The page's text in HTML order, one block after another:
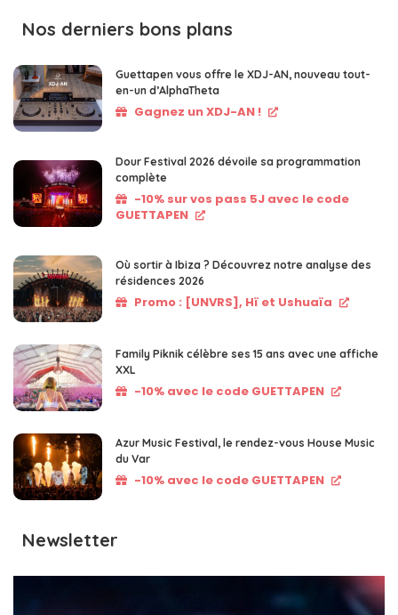
Nos derniers bons plans
Guettapen vous offre le XDJ-AN, nouveau tout-
en-un d’AlphaTheta
Gagnez un XDJ-AN !
Dour Festival 2026 dévoile sa programmation
complète
-10% sur vos pass 5J avec le code
GUETTAPEN
Où sortir à Ibiza ? Découvrez notre analyse des
résidences 2026
Promo : [UNVRS], Hï et Ushuaïa
Family Piknik célèbre ses 15 ans avec une affiche
XXL
-10% avec le code GUETTAPEN
Azur Music Festival, le rendez-vous House Music
du Var
-10% avec le code GUETTAPEN
Newsletter